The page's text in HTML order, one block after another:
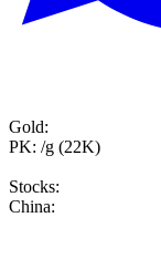
Gold:
PK: /g (22K)
Stocks:
China: